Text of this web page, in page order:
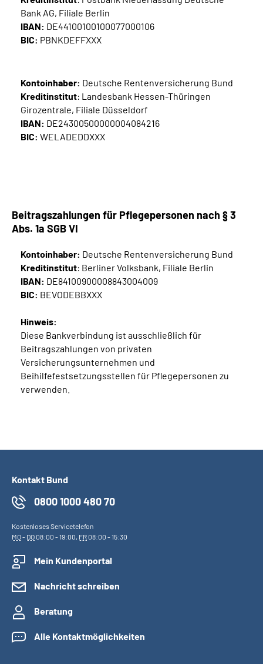
Bank AG, Filiale Berlin
IBAN: DE44100100100077000106
BIC: PBNKDEFFXXX
Kontoinhaber: Deutsche Rentenversicherung Bund
Kreditinstitut: Landesbank Hessen-Thüringen
Girozentrale, Filiale Düsseldorf
IBAN: DE24300500000004084216
BIC: WELADEDDXXX
Beitragszahlungen für Pflegepersonen nach § 3
Abs. 1a SGB VI
Kontoinhaber: Deutsche Rentenversicherung Bund
Kreditinstitut: Berliner Volksbank, Filiale Berlin
IBAN: DE84100900008843004009
BIC: BEVODEBBXXX
Hinweis:
Diese Bankverbindung ist ausschließlich für
Beitragszahlungen von privaten
Versicherungsunternehmen und
Beihilfefestsetzungsstellen für Pflegepersonen zu
verwenden.
Kontakt Bund
0800 1000 480 70
Kostenloses Servicetelefon
MO- DO08:00 - 19:00, FR08:00 - 15:30
Mein Kundenportal
Nachricht schreiben
Beratung
Alle Kontaktmöglichkeiten